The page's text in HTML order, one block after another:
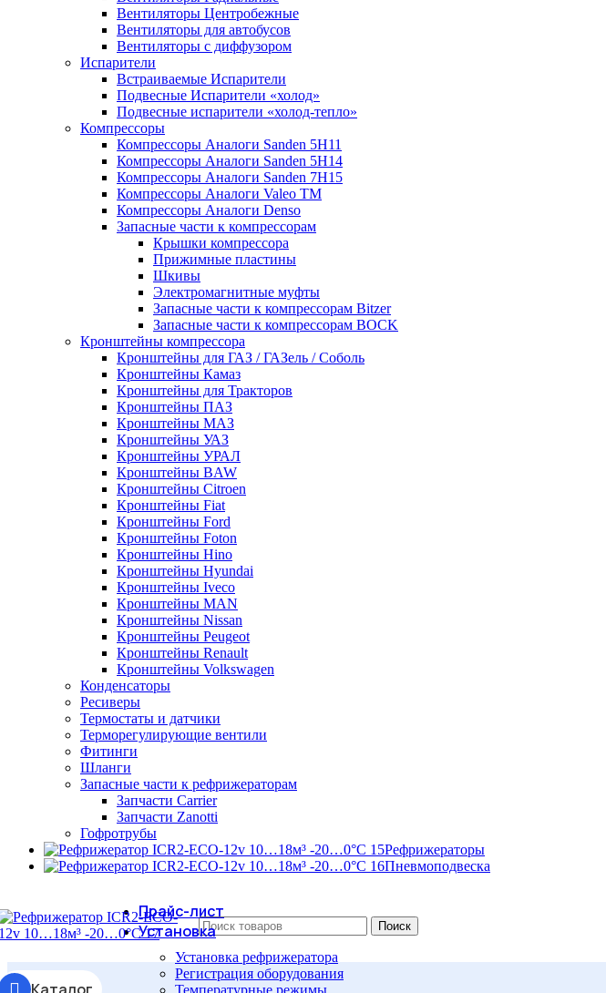
Вентиляторы Центробежные
Вентиляторы для автобусов
Вентиляторы с диффузором
Испарители
Встраиваемые Испарители
Подвесные Испарители «холод»
Подвесные испарители «холод-тепло»
Компрессоры
Компрессоры Аналоги Sanden 5H11
Компрессоры Аналоги Sanden 5H14
Компрессоры Аналоги Sanden 7H15
Компрессоры Аналоги Valeo ТМ
Компрессоры Аналоги Denso
Запасные части к компрессорам
Крышки компрессора
Прижимные пластины
Шкивы
Электромагнитные муфты
Запасные части к компрессорам Bitzer
Запасные части к компрессорам BOCK
Кронштейны компрессора
Кронштейны для ГАЗ / ГАЗель / Соболь
Кронштейны Камаз
Кронштейны для Тракторов
Кронштейны ПАЗ
Кронштейны МАЗ
Кронштейны УАЗ
Кронштейны УРАЛ
Кронштейны BAW
Кронштейны Citroen
Кронштейны Fiat
Кронштейны Ford
Кронштейны Foton
Кронштейны Hino
Кронштейны Hyundai
Кронштейны Iveco
Кронштейны MAN
Кронштейны Nissan
Кронштейны Peugeot
Кронштейны Renault
Кронштейны Volkswagen
Конденсаторы
Ресиверы
Термостаты и датчики
Терморегулирующие вентили
Фитинги
Шланги
Запасные части к рефрижераторам
Запчасти Carrier
Запчасти Zanotti
Гофротрубы
Рефрижераторы
Пневмоподвеска
Поиск
Прайс-лист
Установка
Установка рефрижератора
Регистрация оборудования
Температурные режимы